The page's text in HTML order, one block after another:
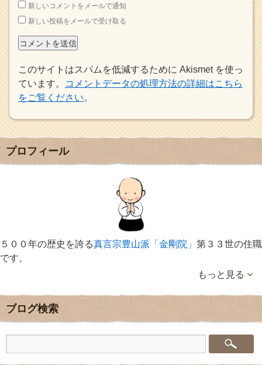
新しいコメントをメールで通知
新しい投稿をメールで受け取る
このサイトはスパムを低減するために Akismet を使っ
ています。
コメントデータの処理方法の詳細はこちら
をご覧ください。
プロフィール
５００年の歴史を誇る真言宗豊山派「金剛院」 第３３世の住職
です。
もっと見る
ブログ検索